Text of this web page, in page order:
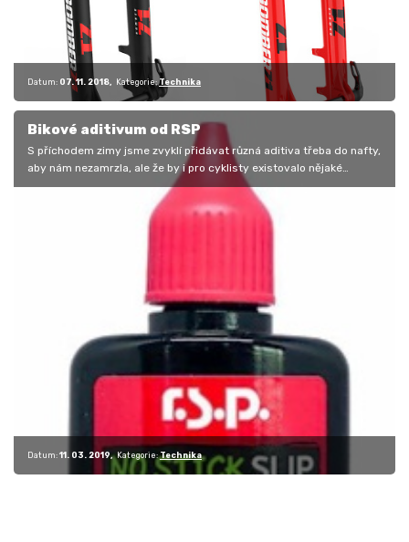
Datum: 07. 11. 2018 Kategorie: Technika
Bikové aditivum od RSP
S příchodem zimy jsme zvyklí přidávat různá aditiva třeba do nafty,
aby nám nezamrzla, ale že by i pro cyklisty existovalo nějaké
speciální…
Datum: 11. 03. 2019 Kategorie: Technika